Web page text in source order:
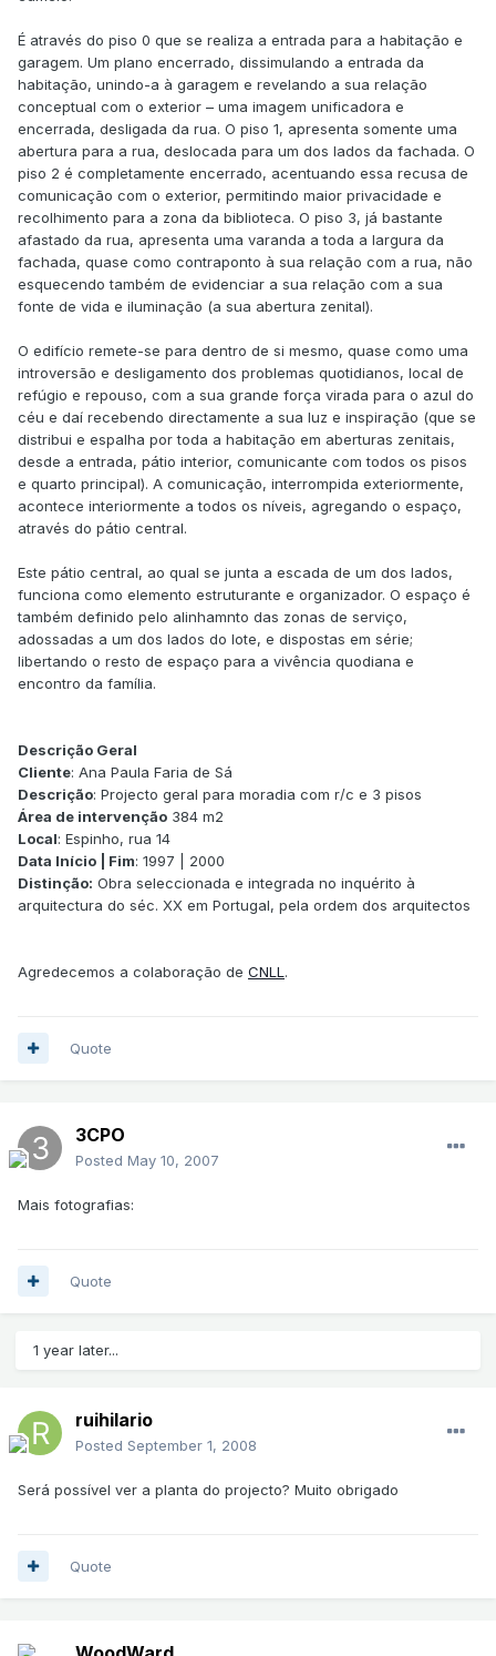
É através do piso 0 que se realiza a entrada para a habitação e
garagem. Um plano encerrado, dissimulando a entrada da
habitação, unindo-a à garagem e revelando a sua relação
conceptual com o exterior – uma imagem unificadora e
encerrada, desligada da rua. O piso 1, apresenta somente uma
abertura para a rua, deslocada para um dos lados da fachada. O
piso 2 é completamente encerrado, acentuando essa recusa de
comunicação com o exterior, permitindo maior privacidade e
recolhimento para a zona da biblioteca. O piso 3, já bastante
afastado da rua, apresenta uma varanda a toda a largura da
fachada, quase como contraponto à sua relação com a rua, não
esquecendo também de evidenciar a sua relação com a sua
fonte de vida e iluminação (a sua abertura zenital).
O edifício remete-se para dentro de si mesmo, quase como uma
introversão e desligamento dos problemas quotidianos, local de
refúgio e repouso, com a sua grande força virada para o azul do
céu e daí recebendo directamente a sua luz e inspiração (que se
distribui e espalha por toda a habitação em aberturas zenitais,
desde a entrada, pátio interior, comunicante com todos os pisos
e quarto principal). A comunicação, interrompida exteriormente,
acontece interiormente a todos os níveis, agregando o espaço,
através do pátio central.
Este pátio central, ao qual se junta a escada de um dos lados,
funciona como elemento estruturante e organizador. O espaço é
também definido pelo alinhamnto das zonas de serviço,
adossadas a um dos lados do lote, e dispostas em série;
libertando o resto de espaço para a vivência quodiana e
encontro da família.
Descrição Geral
Cliente: Ana Paula Faria de Sá
Descrição: Projecto geral para moradia com r/c e 3 pisos
Área de intervenção 384 m2
Local: Espinho, rua 14
Data Início | Fim: 1997 | 2000
Distinção: Obra seleccionada e integrada no inquérito à
arquitectura do séc. XX em Portugal, pela ordem dos arquitectos
Agredecemos a colaboração de CNLL .
Quote
3CPO
Posted May 10, 2007
Mais fotografias:
Quote
1 year later...
ruihilario
Posted September 1, 2008
Será possível ver a planta do projecto? Muito obrigado
Quote